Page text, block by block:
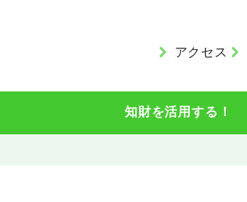
アクセス
知財を活用する！